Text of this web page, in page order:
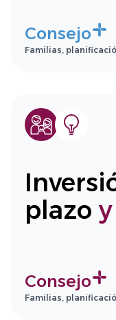
Consejo
Familias,
plazo
Consejo
Familias,